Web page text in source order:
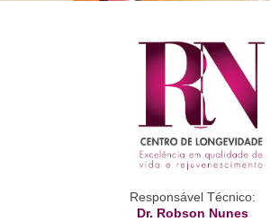
Responsável Técnico:
Dr. Robson Nunes